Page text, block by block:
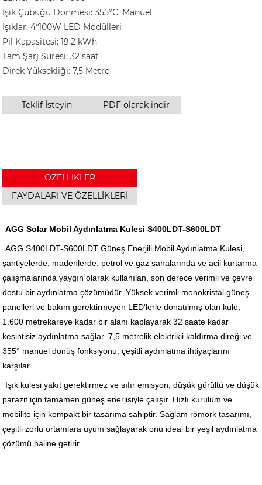
Işık Çubuğu Dönmesi: 355°C, Manuel
Işıklar: 4*100W LED Modülleri
Pil Kapasitesi: 19,2 kWh
Tam Şarj Süresi: 32 saat
Direk Yüksekliği: 7,5 Metre
Teklif İsteyin PDF olarak indir
ÖZELLİKLER
FAYDALARI VE ÖZELLİKLERİ
AGG Solar Mobil Aydınlatma Kulesi S400LDT-S600LDT
AGG S400LDT-S600LDT Güneş Enerjili Mobil Aydınlatma Kulesi,
şantiyelerde, madenlerde, petrol ve gaz sahalarında ve acil kurtarma
çalışmalarında yaygın olarak kullanılan, son derece verimli ve çevre
dostu bir aydınlatma çözümüdür. Yüksek verimli monokristal güneş
panelleri ve bakım gerektirmeyen LED'lerle donatılmış olan kule,
1.600 metrekareye kadar bir alanı kaplayarak 32 saate kadar
kesintisiz aydınlatma sağlar. 7,5 metrelik elektrikli kaldırma direği ve
355° manuel dönüş fonksiyonu, çeşitli aydınlatma ihtiyaçlarını
karşılar.
Işık kulesi yakıt gerektirmez ve sıfır emisyon, düşük gürültü ve düşük
parazit için tamamen güneş enerjisiyle çalışır. Hızlı kurulum ve
mobilite için kompakt bir tasarıma sahiptir. Sağlam römork tasarımı,
çeşitli zorlu ortamlara uyum sağlayarak onu ideal bir yeşil aydınlatma
çözümü haline getirir.